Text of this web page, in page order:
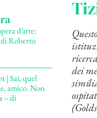
dei
d’arte:
Roberto
| Sai, quel
amico. Non
– di